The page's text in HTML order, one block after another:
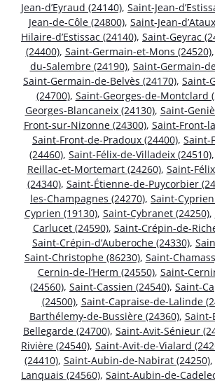
Jean-d’Eyraud (24140), Saint-Jean-
Jean-de-Côle (24800), Saint-Jean-
Hilaire-d’Estissac (24140), Saint-Geyrac
(24400), Saint-Germain-et-Mons (24520),
du-Salembre (24190), Saint-Germain-
Saint-Germain-de-Belvès (24170), Saint-
(24700), Saint-Georges-de-Montclard
Georges-Blancaneix (24130), Saint-
Front-sur-Nizonne (24300), Saint-Front-
Saint-Front-de-Pradoux (24400), Saint-
(24460), Saint-Félix-de-Villadeix (24510),
Reillac-et-Mortemart (24260), Saint-
(24340), Saint-Étienne-de-Puycorbier
les-Champagnes (24270), Saint-
Cyprien (19130), Saint-Cybranet (24250),
Carlucet (24590), Saint-Crépin-de-
Saint-Crépin-d’Auberoche (24330),
Saint-Christophe (86230), Saint-
Cernin-de-l’Herm (24550), Saint-
(24560), Saint-Cassien (24540), Saint-
(24500), Saint-Capraise-de-Lalinde
Barthélemy-de-Bussière (24360),
Bellegarde (24700), Saint-Avit-Sénieur
Rivière (24540), Saint-Avit-de-Vialard
(24410), Saint-Aubin-de-Nabirat (24250),
Lanquais (24560), Saint-Aubin-de-